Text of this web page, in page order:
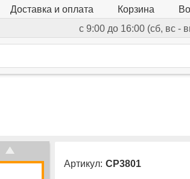
Доставка и оплата Корзина
с 9:00 до 16:00 (сб, вс -
Артикул: CP3801